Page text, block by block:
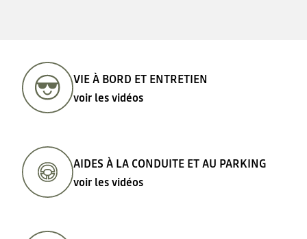
VIE À BORD ET ENTRETIEN
voir les vidéos
AIDES À LA CONDUITE ET AU PARKING
voir les vidéos